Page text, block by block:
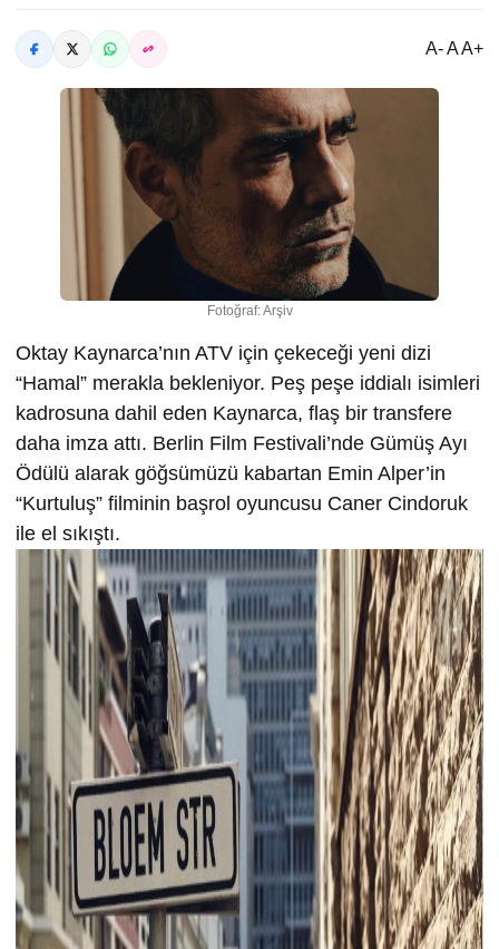
A- A A+
Fotoğraf: Arşiv
Oktay Kaynarca’nın ATV için çekeceği yeni dizi
“Hamal” merakla bekleniyor. Peş peşe iddialı isimleri
kadrosuna dahil eden Kaynarca, flaş bir transfere
daha imza attı. Berlin Film Festivali’nde Gümüş Ayı
Ödülü alarak göğsümüzü kabartan Emin Alper’in
“Kurtuluş” filminin başrol oyuncusu Caner Cindoruk
ile el sıkıştı.